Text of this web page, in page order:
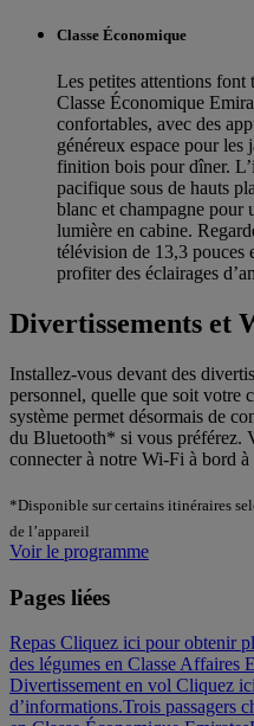
Classe Économique
Les petites attentions font
Classe Économique
confortables, avec des
généreux espace pour les
finition bois pour dîner.
pacifique sous de hauts
blanc et champagne pour
lumière en cabine.
télévision de 13,3
profiter des éclairages
Divertissements et
Installez-vous devant des
personnel, quelle que soit votre
système permet désormais de
du Bluetooth* si vous préférez.
connecter à notre Wi-Fi à bord
*Disponible sur certains itinéraires
de l’appareil
Voir le programme
Pages liées
Repas Cliquez ici pour obtenir
des légumes en Classe Affaires
Divertissement en vol Cliquez
d’informations.Trois passagers